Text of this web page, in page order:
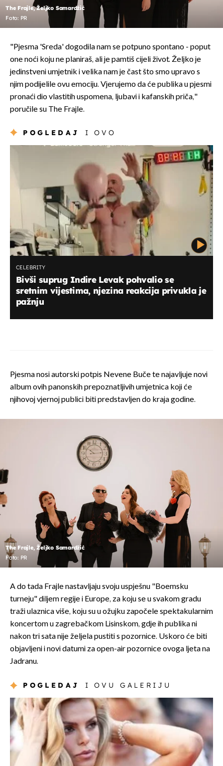
The Frajle, Željko Samardžić
Foto: PR
"Pjesma 'Sreda' dogodila nam se potpuno spontano - poput
one noći koju ne planiraš, ali je pamtiš cijeli život. Željko je
jedinstveni umjetnik i velika nam je čast što smo upravo s
njim podijelile ovu emociju. Vjerujemo da će publika u pjesmi
pronaći dio vlastitih uspomena, ljubavi i kafanskih priča,"
poručile su The Frajle.
POGLEDAJ I OVO
CELEBRITY
Bivši suprug Indire Levak pohvalio se
sretnim vijestima, njezina reakcija privukla je
pažnju
Pjesma nosi autorski potpis Nevene Buče te najavljuje novi
album ovih panonskih prepoznatljivih umjetnica koji će
njihovoj vjernoj publici biti predstavljen do kraja godine.
The Frajle, Željko Samardžić
Foto: PR
A do tada Frajle nastavljaju svoju uspješnu "Boemsku
turneju" diljem regije i Europe, za koju se u svakom gradu
traži ulaznica više, koju su u ožujku započele spektakularnim
koncertom u zagrebačkom Lisinskom, gdje ih publika ni
nakon tri sata nije željela pustiti s pozornice. Uskoro će biti
objavljeni i novi datumi za open-air pozornice ovoga ljeta na
Jadranu.
POGLEDAJ I OVU GALERIJU